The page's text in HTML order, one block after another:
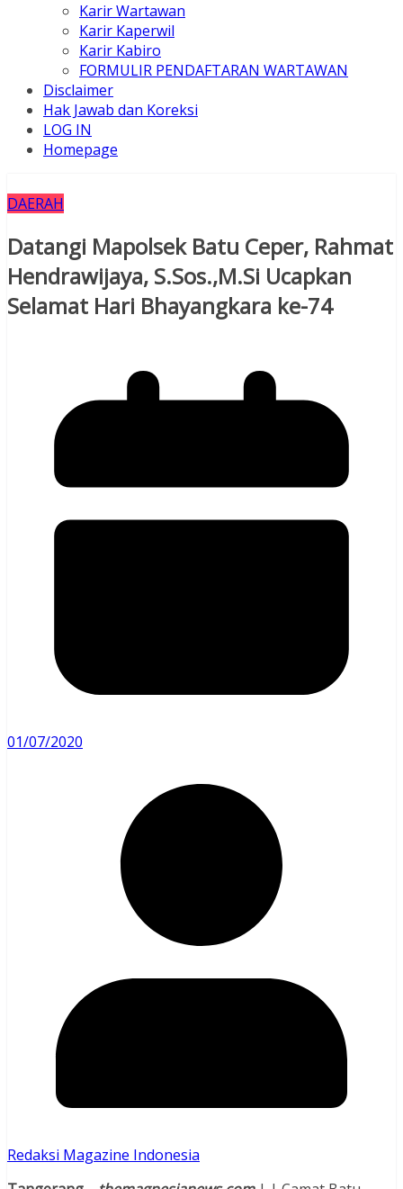
Karir Wartawan
Karir Kaperwil
Karir Kabiro
FORMULIR PENDAFTARAN WARTAWAN
Disclaimer
Hak Jawab dan Koreksi
LOG IN
Homepage
DAERAH
Datangi Mapolsek Batu Ceper, Rahmat
Hendrawijaya, S.Sos.,M.Si Ucapkan
Selamat Hari Bhayangkara ke-74
01/07/2020
Redaksi Magazine Indonesia